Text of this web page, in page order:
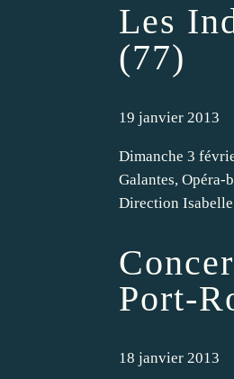
Les
(77)
19 janvier 2013
Dimanche 3
Galantes, Opéra-
Direction
Port-
18 janvier 2013